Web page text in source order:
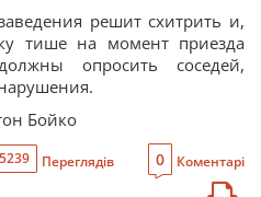
решит схитрить и,
тише на момент приезда
опросить соседей,
Бойко
Переглядів 0 Коментарі